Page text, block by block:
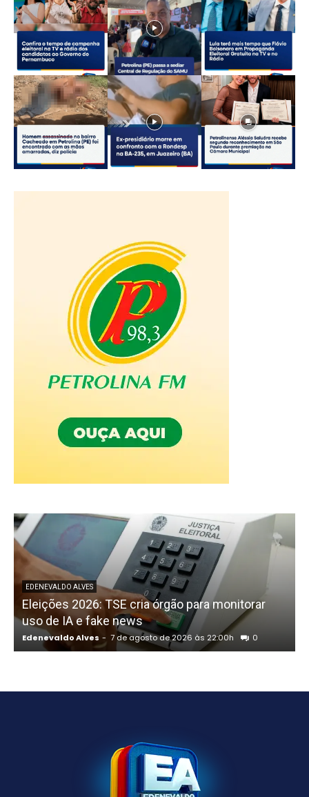
EDENEVALDO ALVES
Eleições 2026: TSE cria órgão para monitorar
uso de IA e fake news
Edenevaldo Alves - 7 de agosto de 2026 às 22:00h 0